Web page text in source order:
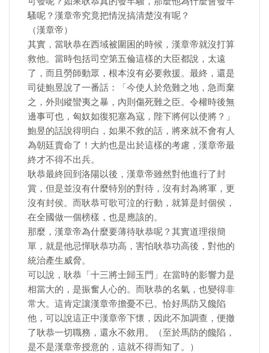
騷呢？漢章帝究竟把情況搞清楚沒有呢？
（漢章帝）
其實，當耿恭在西域被圍困的時候，漢章帝就沒打算
救他。當時包括司空第五倫這樣的大臣都說，太遠
了，而且勞師動眾，根本沒有必要救援。最終，還是
司徒鮑昱說了一番話：「今使人於危難之地，急而棄
之，外則縱蠻夷之暴，內則傷死難之臣。令權時後無
邊事可也，匈奴如復犯塞為寇，陛下將何以使將？」
鮑昱的話說得明白，如果不救的話，將來就不會有人
為朝廷賣命了！大約也是出於這樣的考慮，漢章帝最
終才不得不出兵。
耿恭最終回到洛陽以後，漢章帝雖然對他進行了封
賞，但是並沒有什麼特別的對待，沒有封為將軍，更
沒有封侯。而耿恭可歌可泣的行動，就算是封個侯，
在全國做一個榜樣，也是應該的。
那麼，漢章帝為什麼要薄待耿恭呢？其實道理很簡
單，就是他忌憚耿恭功高，害怕耿恭功高後，對他的
統治產生威脅。
可以說，耿恭「十三將士歸玉門」在當時的影響力是
相當大的，是振奮人心的。而耿恭的名氣，也變得非
常大。這肯定讓漢章帝擔憂不已。恰好馬防又饞陷
他，可以說這正中漢章帝下懷，因此不加調查，便撤
了耿恭一切職務，還永不敘用。（至於馬防的饞陷，
是不是漢章帝授意的，這就不得而知了。）